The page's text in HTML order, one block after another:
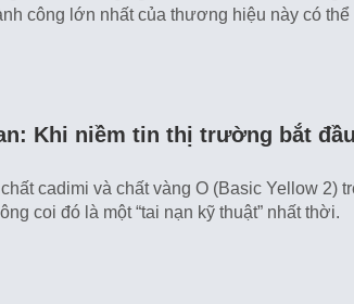
công lớn nhất của thương hiệu này có thể
Khi niềm tin thị trường bắt đầu
cadimi và chất vàng O (Basic Yellow 2)
coi đó là một “tai nạn kỹ thuật” nhất thời.